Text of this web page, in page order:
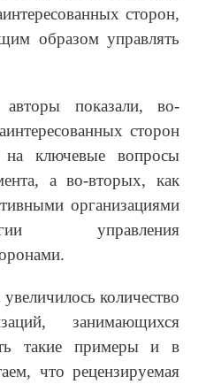
сторон,
образом управлять
показали, во-
сторон
ключевые вопросы
а во-вторых, как
организациями
управления
количество
занимающихся
такие примеры и в
что рецензируемая